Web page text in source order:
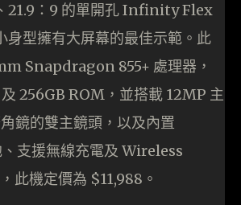
21.9：9 的單開孔 Infinity Flex
型擁有大屏幕的最佳示範。此
Snapdragon 855+ 處理器，
256GB ROM，並搭載 12MP 主
鏡的雙主鏡頭，以及內置
支援無線充電及 Wireless
此機定價為 $11,988。